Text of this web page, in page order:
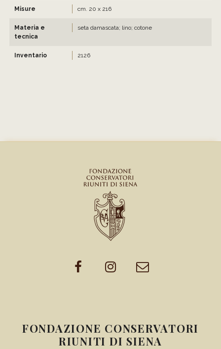
Misure cm. 20 x 216
Materia e
tecnica
seta damascata; lino; cotone
Inventario 2126
FONDAZIONE CONSERVATORI
RIUNITI DI SIENA